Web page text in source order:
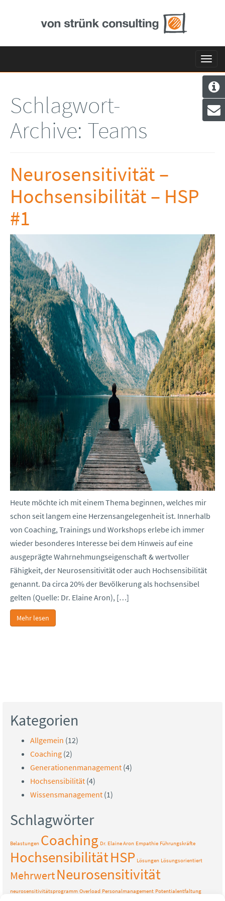
Schlagwort-
Archive: Teams
Neurosensitivität –
Hochsensibilität – HSP
#1
Heute möchte ich mit einem Thema beginnen, welches mir
schon seit langem eine Herzensangelegenheit ist. Innerhalb
von Coaching, Trainings und Workshops erlebe ich immer
wieder besonderes Interesse bei dem Hinweis auf eine
ausgeprägte Wahrnehmungseigenschaft & wertvoller
Fähigkeit, der Neurosensitivität oder auch Hochsensibilität
genannt. Da circa 20% der Bevölkerung als hochsensibel
gelten (Quelle: Dr. Elaine Aron), […]
Mehr lesen
Kategorien
Allgemein (12)
Coaching (2)
Generationenmanagement (4)
Hochsensibilität (4)
Wissensmanagement (1)
Schlagwörter
Belastungen Coaching Dr. Elaine Aron Empathie Führungskräfte
HochsensibilitätHSP Lösungen Lösungsorientiert
MehrwertNeurosensitivität
neurosensitivitätsprogramm Overload Personalmanagement Potentialentfaltung